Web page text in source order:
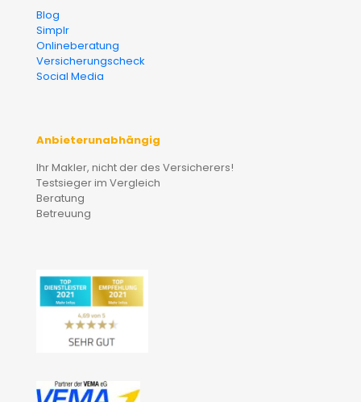
Blog
Simplr
Onlineberatung
Versicherungscheck
Social Media
Anbieterunabhängig
Ihr Makler, nicht der des Versicherers!
Testsieger im Vergleich
Beratung
Betreuung